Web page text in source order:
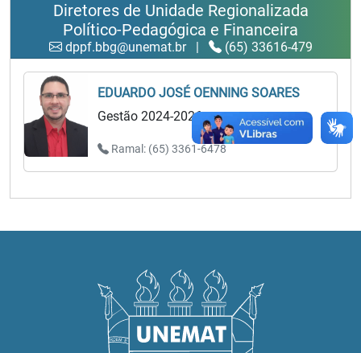
Diretores de Unidade Regionalizada
Político-Pedagógica e Financeira
dppf.bbg@unemat.br | (65) 33616-479
EDUARDO JOSÉ OENNING SOARES
Gestão 2024-2026
Ramal: (65) 3361-6478